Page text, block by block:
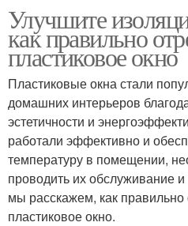
Улучшите
как правильно
пластиковое окно
Пластиковые окна стали
домашних интерьеров
эстетичности и
работали эффективно и
температуру в помещении,
проводить их обслуживание и
мы расскажем, как правильно
пластиковое окно.